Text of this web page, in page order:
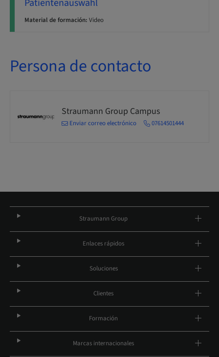
Patientenauswahl
Material de formación: Video
Persona de contacto
Straumann Group Campus
Enviar correo electrónico 07614501444
Straumann Group
Enlaces rápidos
Soluciones
Clientes
Formación
Marcas internacionales